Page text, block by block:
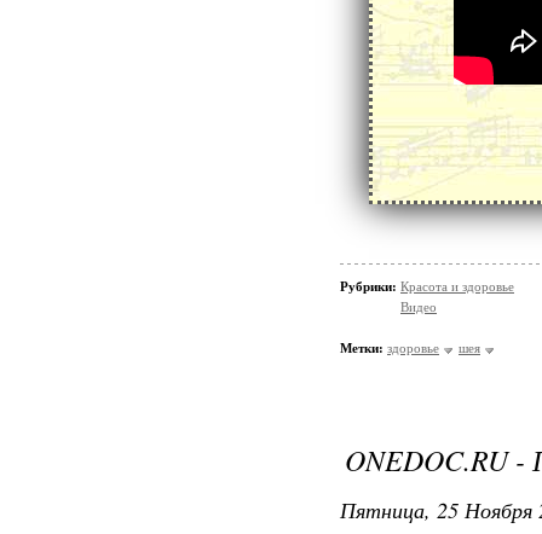
Рубрики: Красота и здоровье
Видео
Метки: здоровье шея
Пятница, 25 Ноября